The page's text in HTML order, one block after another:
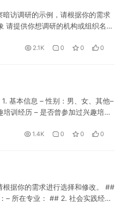
访调研的示例，请根据你的需求
请提供你想调研的机构或组织名
2.1K 0 0 0
基本信息 – 性别：男、女、其他–
训经历 – 是否曾参加过兴趣培
1.4K 0 0 0
根据你的需求进行选择和修改。 ##
– 所在专业： ## 2. 社会实践经历